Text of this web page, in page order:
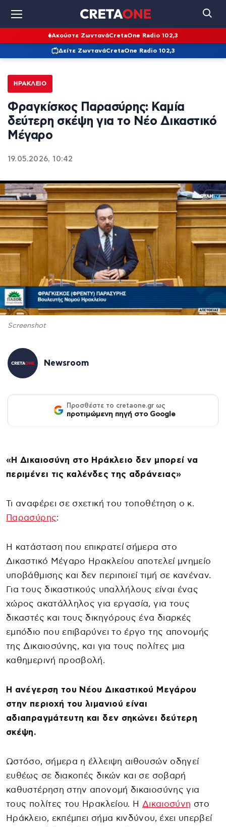
Ακούστε ΖωντανάCretaOne Radio 102,3
Δείτε ΖωντανάCretaOne Radio 102,3
ΗΡΆΚΛΕΙΟ
Φραγκίσκος Παρασύρης: Καμία
δεύτερη σκέψη για το Νέο Δικαστικό
Μέγαρο
19.05.2026, 10:42
Screenshot
Newsroom
Προσθέστε το cretaone.gr ως
προτιμώμενη πηγή στο Google
«Η Δικαιοσύνη στο Ηράκλειο δεν μπορεί να
περιμένει τις καλένδες της αδράνειας»
Τι αναφέρει σε σχετική του τοποθέτηση ο κ.
Παρασύρης:
Η κατάσταση που επικρατεί σήμερα στο
Δικαστικό Μέγαρο Ηρακλείου αποτελεί μνημείο
υποβάθμισης και δεν περιποιεί τιμή σε κανέναν.
Για τους δικαστικούς υπαλλήλους είναι ένας
χώρος ακατάλληλος για εργασία, για τους
δικαστές και τους δικηγόρους ένα διαρκές
εμπόδιο που επιβαρύνει το έργο της απονομής
της Δικαιοσύνης, και για τους πολίτες μια
καθημερινή προσβολή.
Η ανέγερση του Νέου Δικαστικού Μεγάρου
στην περιοχή του λιμανιού είναι
αδιαπραγμάτευτη και δεν σηκώνει δεύτερη
σκέψη.
Ωστόσο, σήμερα η έλλειψη αιθουσών οδηγεί
ευθέως σε διακοπές δικών και σε σοβαρή
καθυστέρηση στην απονομή δικαιοσύνης για
τους πολίτες του Ηρακλείου. Η Δικαιοσύνη στο
Ηράκλειο, εκπέμπει σήμα κινδύνου, έχει υπερβεί